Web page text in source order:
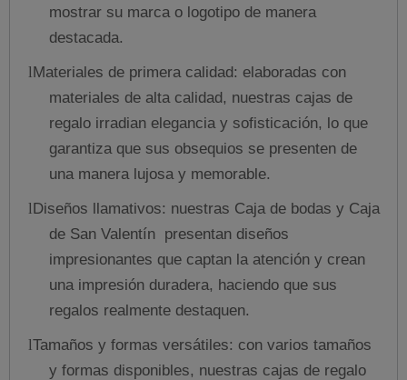
mostrar su marca o logotipo de manera
destacada.
lMateriales de primera calidad: elaboradas con
materiales de alta calidad, nuestras cajas de
regalo irradian elegancia y sofisticación, lo que
garantiza que sus obsequios se presenten de
una manera lujosa y memorable.
lDiseños llamativos: nuestras Caja de bodas y Caja
de San Valentín presentan diseños
impresionantes que captan la atención y crean
una impresión duradera, haciendo que sus
regalos realmente destaquen.
lTamaños y formas versátiles: con varios tamaños
y formas disponibles, nuestras cajas de regalo